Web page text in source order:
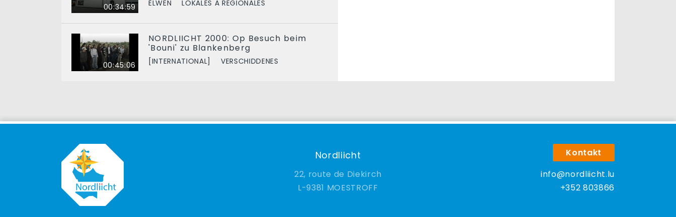
00:34:59 ËLWEN LOKALES A REGIONALES
00:45:06
NORDLIICHT 2000: Op Besuch beim
'Bouni' zu Blankenberg
[INTERNATIONAL] VERSCHIDDENES
Nordliicht
22, route de Diekirch
9381 MOESTROFF
Kontakt
info@nordliicht.lu
+352 803866